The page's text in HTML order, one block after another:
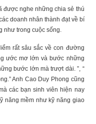
được nghe những chia sẻ thú
doanh nhân thành đạt về bí
như trong cuộc sống.
rất sâu sắc về con đường
ước mơ lớn và bước những
bước lớn mà trượt dài. ”, “
Anh Cao Duy Phong cũng
các bạn sinh viên hiện nay
năng mềm như kỹ năng giao